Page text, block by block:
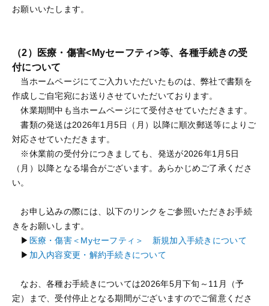
お願いいたします。
（2）医療・傷害<Myセーフティ>等、各種手続きの受
付について
当ホームページにてご入力いただいたものは、弊社で書類を
作成しご自宅宛にお送りさせていただいております。
休業期間中も当ホームページにて受付させていただきます。
書類の発送は2026年1月5日（月）以降に順次郵送等によりご
対応させていただきます。
※休業前の受付分につきましても、発送が2026年1月5日
（月）以降となる場合がございます。あらかじめご了承くださ
い。
お申し込みの際には、以下のリンクをご参照いただきお手続
きをお願いします。
▶ 医療・傷害＜Myセーフティ＞ 新規加入手続きについて
▶ 加入内容変更・解約手続きについて
なお、各種お手続きについては2026年5月下旬～11月（予
定）まで、受付停止となる期間がございますのでご留意くださ